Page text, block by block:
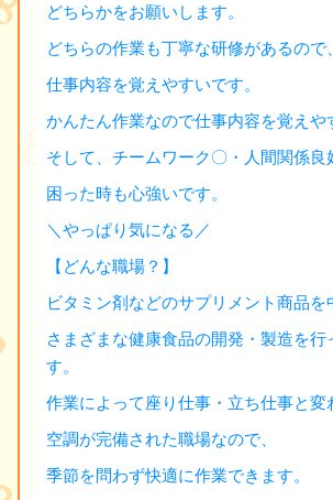
どちらかをお願いします。
どちらの作業も丁寧な研修があるので、
仕事内容を覚えやすいです。
かんたん作業なので仕事内容を覚えや
そして、チームワーク〇・人間関係良
困った時も心強いです。
＼やっぱり気になる／
【どんな職場？】
ビタミン剤などのサプリメント商品を
さまざまな健康食品の開発・製造を行
す。
作業によって座り仕事・立ち仕事と変
空調が完備された職場なので、
季節を問わず快適に作業できます。